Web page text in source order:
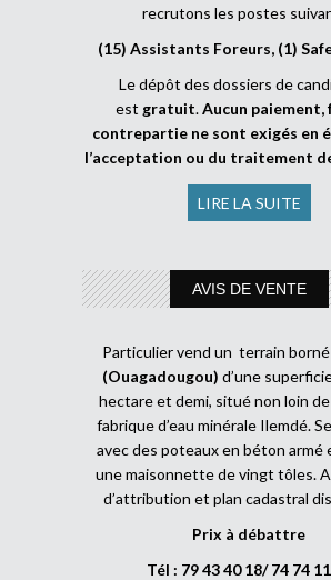
recrutons les postes
(15) Assistants Foreurs, (1)
Le dépôt des dossiers de
est gratuit.Aucun paiement,
contrepartie ne sont exigés en
l’acceptation ou du traitement
LIRE LA SUITE
AVIS DE VENTE
Particulier vend un terrain borné
(Ouagadougou) d’une
hectare et demi, situé non loin de
fabrique d’eau minérale Ilemdé.
avec des poteaux en béton armé
une maisonnette de vingt tôles.
d’attribution et plan cadastral
Prix à débattre
Tél : 79 43 40 18/ 74 74